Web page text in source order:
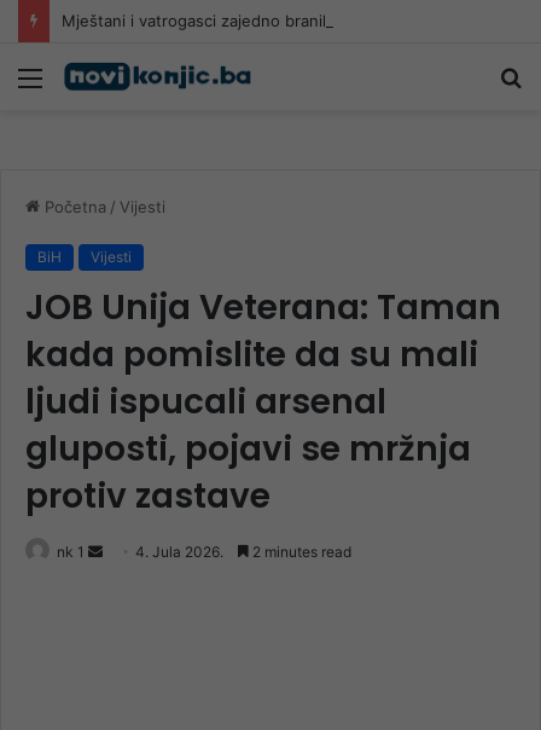
Meni
Početna / Vijesti
BiH Vijesti
JOB Unija Veterana: Taman
kada pomislite da su mali
ljudi ispucali arsenal
gluposti, pojavi se mržnja
protiv zastave
nk 1
Send 4. Jula 2026. 2 minutes read